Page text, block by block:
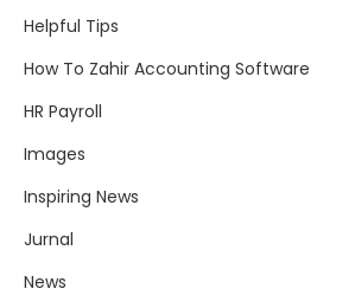
Helpful Tips
How To Zahir Accounting Software
HR Payroll
Images
Inspiring News
Jurnal
News